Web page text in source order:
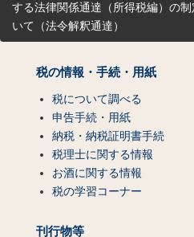
マ
ッ
プ
する法律関係通達（所得税編）の
いて（法令解釈通達）
税の情報・手続・用紙
税について調べる
申告手続・用紙
納税・納税証明書手続
税理士に関する情報
お酒に関する情報
税の学習コーナー
刊行物等